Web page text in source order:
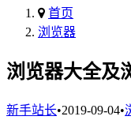
首页
浏览器
浏览器大全及
新手站长•2019-09-04•